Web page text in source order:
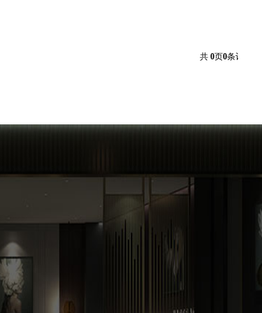
共0页0条记录